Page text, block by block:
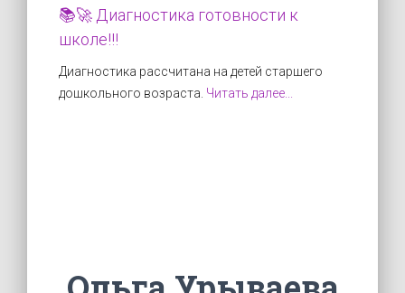
📚🚀 Диагностика готовности к
школе!!!
Диагностика рассчитана на детей старшего
дошкольного возраста. Читать далее...